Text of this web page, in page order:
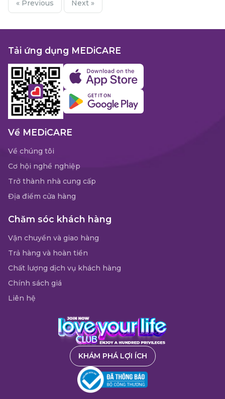
« Previous Next »
Tải ứng dụng MEDiCARE
Về MEDiCARE
Về chúng tôi
Cơ hội nghề nghiệp
Trở thành nhà cung cấp
Địa điểm cửa hàng
Chăm sóc khách hàng
Vận chuyển và giao hàng
Trả hàng và hoàn tiền
Chất lượng dịch vụ khách hàng
Chính sách giá
Liên hệ
KHÁM PHÁ LỢI ÍCH